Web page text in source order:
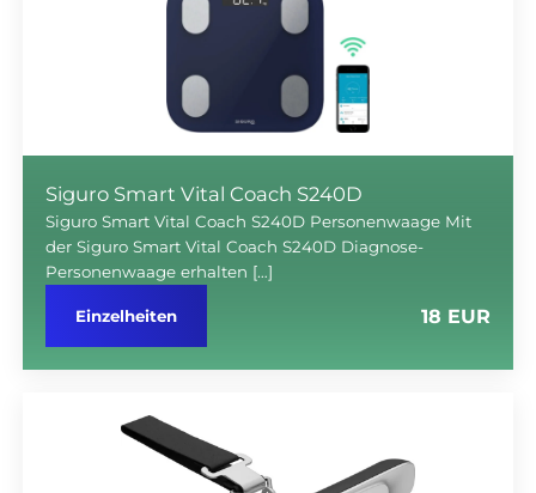
Siguro Smart Vital Coach S240D
Siguro Smart Vital Coach S240D Personenwaage Mit
der Siguro Smart Vital Coach S240D Diagnose-
Personenwaage erhalten […]
Einzelheiten 18 EUR